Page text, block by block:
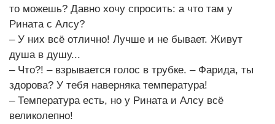
то можешь? Давно хочу спросить: а что там у
Рината с Алсу?
– У них всё отлично! Лучше и не бывает. Живут
душа в душу...
– Что?! – взрывается голос в трубке. – Фарида, ты
здорова? У тебя наверняка температура!
– Температура есть, но у Рината и Алсу всё
великолепно!